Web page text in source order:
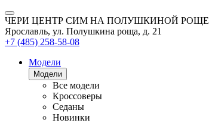
ЧЕРИ ЦЕНТР СИМ НА ПОЛУШКИНОЙ РОЩЕ
Ярославль, ул. Полушкина роща, д. 21
+7 (485) 258-58-08
Модели
Модели
Все модели
Кроссоверы
Седаны
Новинки